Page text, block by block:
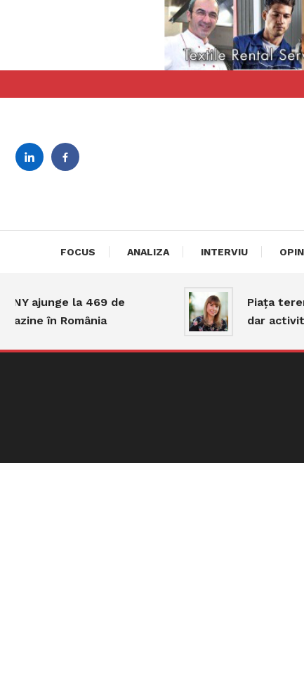
To
FOCUS ANALIZA INTERVIU
ajunge la 469 de
în România
Piața
dar